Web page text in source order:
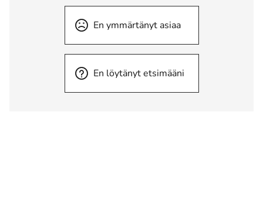
En ymmärtänyt asiaa
En löytänyt etsimääni